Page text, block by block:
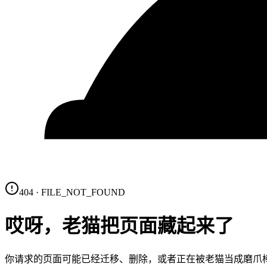
404 · FILE_NOT_FOUND
哎呀，老猫把页面藏起来了
你请求的页面可能已经迁移、删除，或者正在被老猫当成磨爪